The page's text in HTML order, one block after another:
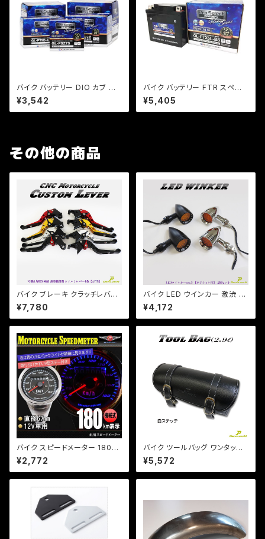
バイク バッテリー DIO カブ リト
ルカブ リード ジョルノ レッツ4/
Pro Select Battery GL-PT4
L-BS (YT4L-BS互換)(ジェル
¥3,542
バイク バッテリー FTR スペイ
シー リード JOG XR アドレス /
Pro Select Battery GL-PTX
5L-BS (YTX5L-BS 互換)(ジェ
¥5,405
その他の商品
バイク ブレーキ クラッチレバー
左右セット バリオス ゼファー Z
RX ZZ-R エストレア 他 【a37
8】 可倒&角度&伸縮 調整機能
¥7,780
バイク LED ウインカー 激渋 激
光 / 2個セット / 【シルバー・ブラ
ック選択】ver.3 ポジションラン
プ付 アメリカン レトロ チョッパ
¥4,172
バイク スピードメーター 180k
m LEDミニメーター 汎用 シル
バー 12V用//機械式/b167/モン
キー/エイプ/DAX等
¥2,772
バイク ツールバッグ ワンタッチ
型 黒 ブラック 内ポケット付き
簡単取り付け 【白ステッチ】 アメ
リカン 小物入れ 工具入 / マグ
¥5,572